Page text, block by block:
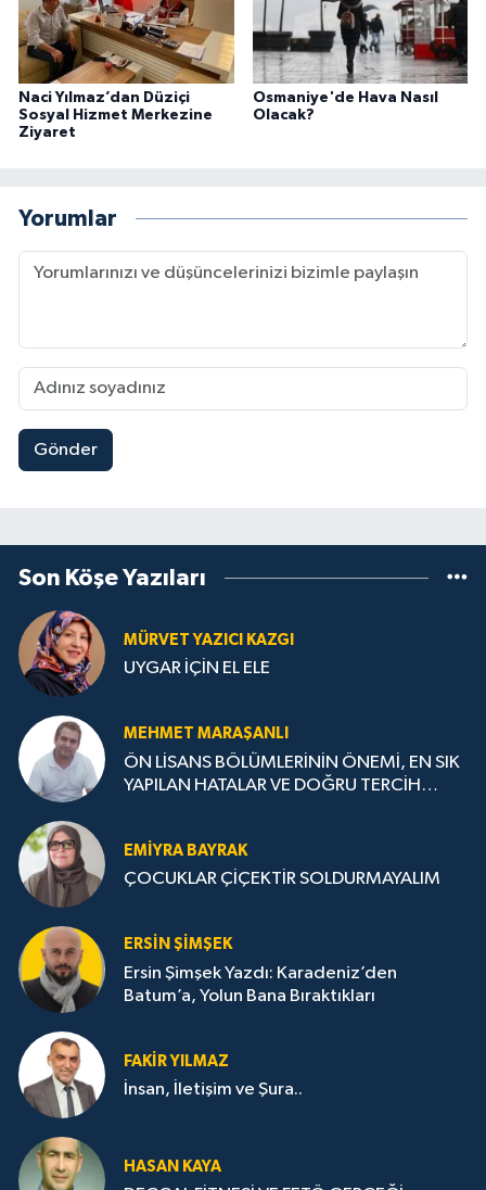
Naci Yılmaz’dan Düziçi
Sosyal Hizmet Merkezine
Ziyaret
Osmaniye'de Hava Nasıl
Olacak?
Yorumlar
Gönder
Son Köşe Yazıları
MÜRVET YAZICI KAZGI
UYGAR İÇİN EL ELE
MEHMET MARAŞANLI
ÖN LİSANS BÖLÜMLERİNİN ÖNEMİ, EN SIK
YAPILAN HATALAR VE DOĞRU TERCİH
EMIYRA BAYRAK
ÇOCUKLAR ÇİÇEKTİR SOLDURMAYALIM
ERSIN ŞIMŞEK
Ersin Şimşek Yazdı: Karadeniz’den
Batum’a, Yolun Bana Bıraktıkları
FAKIR YILMAZ
İnsan, İletişim ve Şura..
HASAN KAYA